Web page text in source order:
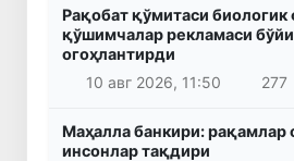
Рақобат қўмитаси биологик
қўшимчалар рекламаси
огоҳлантирди
10 авг 2026, 11:50
277
Маҳалла банкири: рақамлар
инсонлар тақдири